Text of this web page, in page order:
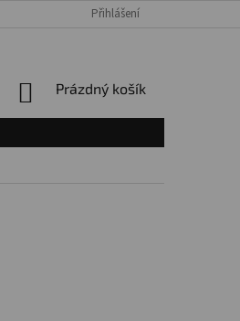
Přihlášení
NÁKUPNÍ
Prázdný košík